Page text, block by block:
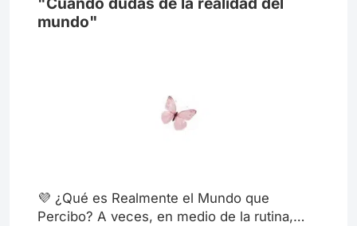
mundo"
💜 ¿Qué es Realmente el Mundo que
Percibo? A veces, en medio de la rutina,